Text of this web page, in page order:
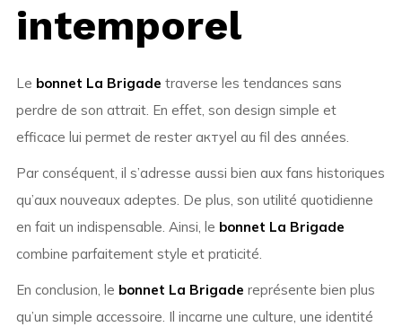
intemporel
Le bonnet La Brigade traverse les tendances sans
perdre de son attrait. En effet, son design simple et
efficace lui permet de rester актуel au fil des années.
Par conséquent, il s’adresse aussi bien aux fans historiques
qu’aux nouveaux adeptes. De plus, son utilité quotidienne
en fait un indispensable. Ainsi, le bonnet La Brigade
combine parfaitement style et praticité.
En conclusion, le bonnet La Brigade représente bien plus
qu’un simple accessoire. Il incarne une culture, une identité